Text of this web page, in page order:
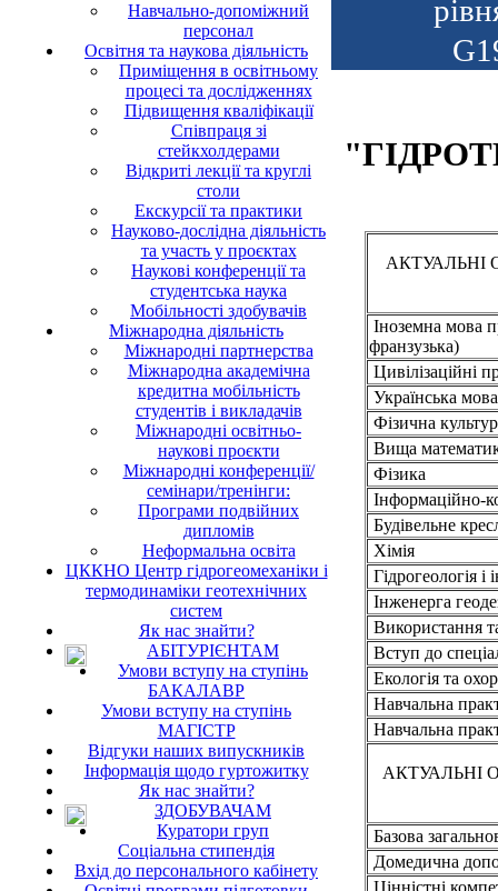
Навчально-допоміжний
персонал
Освітня та наукова діяльність
Приміщення в освітньому
процесі та дослідженнях
Підвищення кваліфікації
Співпраця зі
стейкхолдерами
Відкриті лекції та круглі
столи
Екскурсії та практики
Науково-дослідна діяльність
та участь у проєктах
Наукові конференції та
студентська наука
Мобільності здобувачів
Міжнародна діяльність
Міжнародні партнерства
Міжнародна академічна
кредитна мобільність
студентів і викладачів
Міжнародні освітньо-
наукові проєкти
Міжнародні конференції/
семінари/тренінги:
Програми подвійних
дипломів
Неформальна освіта
ЦККНО Центр гідрогеомеханіки і
термодинаміки геотехнічних
систем
Як нас знайти?
АБІТУРІЄНТАМ
Умови вступу на ступінь
БАКАЛАВР
Умови вступу на ступінь
МАГІСТР
Відгуки наших випускників
Інформація щодо гуртожитку
Як нас знайти?
ЗДОБУВАЧАМ
Куратори груп
Соціальна стипендія
Вхід до персонального кабінету
АКТУАЛЬНІ
Іноземна мова
франзузька)
Цивілізаційні
Українська мова
Фізична
Вища
Фізика
Інформаційно-
Будівельне
Хімія
Гідрогеологія і
Інженерга
Використання
Вступ до
Екологія та
Навчальна
Навчальна
АКТУАЛЬНІ
Базова
Домедична